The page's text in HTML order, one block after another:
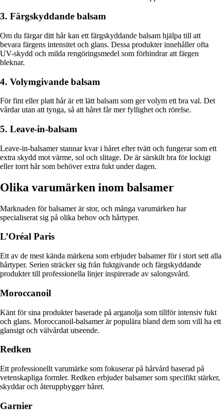
3. Färgskyddande balsam
Om du färgar ditt hår kan ett färgskyddande balsam hjälpa till att
bevara färgens intensitet och glans. Dessa produkter innehåller ofta
UV-skydd och milda rengöringsmedel som förhindrar att färgen
bleknar.
4. Volymgivande balsam
För fint eller platt hår är ett lätt balsam som ger volym ett bra val. Det
vårdar utan att tynga, så att håret får mer fyllighet och rörelse.
5. Leave-in-balsam
Leave-in-balsamer stannar kvar i håret efter tvätt och fungerar som ett
extra skydd mot värme, sol och slitage. De är särskilt bra för lockigt
eller torrt hår som behöver extra fukt under dagen.
Olika varumärken inom balsamer
Marknaden för balsamer är stor, och många varumärken har
specialiserat sig på olika behov och hårtyper.
L’Oréal Paris
Ett av de mest kända märkena som erbjuder balsamer för i stort sett alla
hårtyper. Serien sträcker sig från fuktgivande och färgskyddande
produkter till professionella linjer inspirerade av salongsvård.
Moroccanoil
Känt för sina produkter baserade på arganolja som tillför intensiv fukt
och glans. Moroccanoil-balsamer är populära bland dem som vill ha ett
glansigt och välvårdat utseende.
Redken
Ett professionellt varumärke som fokuserar på hårvård baserad på
vetenskapliga formler. Redken erbjuder balsamer som specifikt stärker,
skyddar och återuppbygger håret.
Garnier